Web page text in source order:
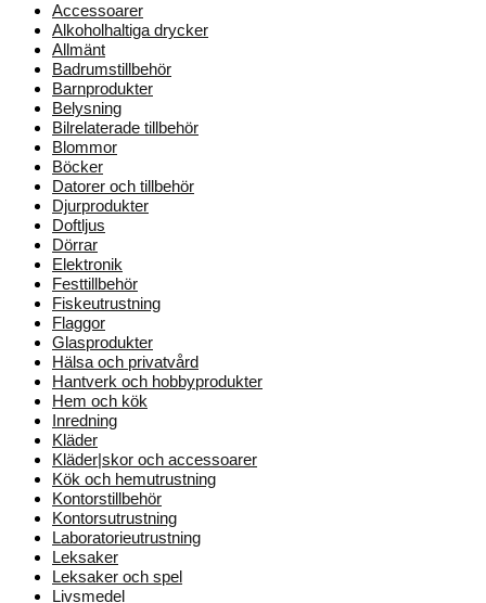
Accessoarer
Alkoholhaltiga drycker
Allmänt
Badrumstillbehör
Barnprodukter
Belysning
Bilrelaterade tillbehör
Blommor
Böcker
Datorer och tillbehör
Djurprodukter
Doftljus
Dörrar
Elektronik
Festtillbehör
Fiskeutrustning
Flaggor
Glasprodukter
Hälsa och privatvård
Hantverk och hobbyprodukter
Hem och kök
Inredning
Kläder
Kläder|skor och accessoarer
Kök och hemutrustning
Kontorstillbehör
Kontorsutrustning
Laboratorieutrustning
Leksaker
Leksaker och spel
Livsmedel